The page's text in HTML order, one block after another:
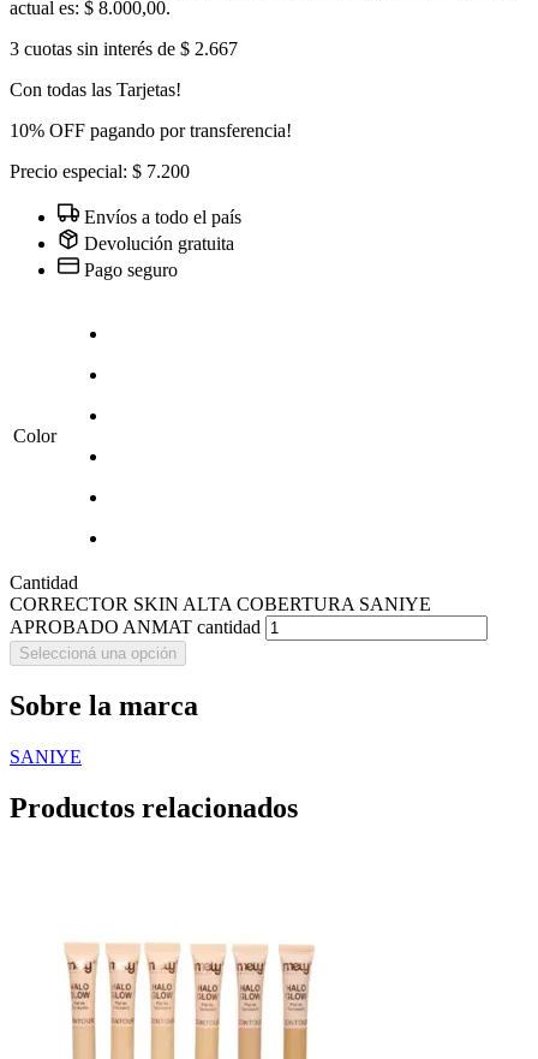
actual es: $ 8.000,00.
3 cuotas sin interés de $ 2.667
Con todas las Tarjetas!
10% OFF pagando por transferencia!
Precio especial: $ 7.200
Envíos a todo el país
Devolución gratuita
Pago seguro
Color
Cantidad
CORRECTOR SKIN ALTA COBERTURA SANIYE
APROBADO ANMAT cantidad
Seleccioná una opción
Sobre la marca
SANIYE
Productos relacionados